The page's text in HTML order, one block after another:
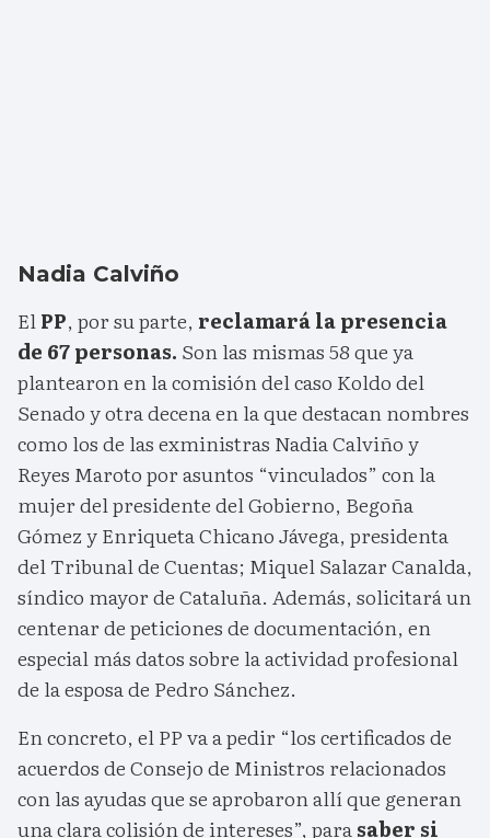
Nadia Calviño
ElPP, por su parte, reclamará la presencia
de 67 personas. Son las mismas 58 que ya
plantearon en la comisión del caso Koldo del
Senado y otra decena en la que destacan nombres
como los de las exministras Nadia Calviño y
Reyes Maroto por asuntos “vinculados” con la
mujer del presidente del Gobierno, Begoña
Gómez y Enriqueta Chicano Jávega, presidenta
del Tribunal de Cuentas; Miquel Salazar Canalda,
síndico mayor de Cataluña. Además, solicitará un
centenar de peticiones de documentación, en
especial más datos sobre la actividad profesional
de la esposa de Pedro Sánchez.
En concreto, el PP va a pedir “los certificados de
acuerdos de Consejo de Ministros relacionados
con las ayudas que se aprobaron allí que generan
una clara colisión de intereses”, parasaber si